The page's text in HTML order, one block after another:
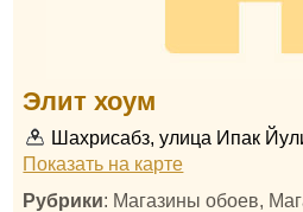
Элит хоум
Шахрисабз, улица Ипак
Показать на карте
Рубрики: Магазины обоев,